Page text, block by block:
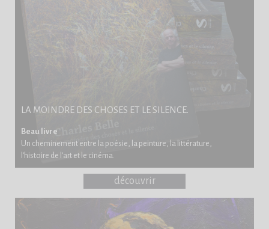
LA MOINDRE DES CHOSES ET LE SILENCE.
Beau livre
Un cheminement entre la poésie, la peinture, la littérature,
l’histoire de l’art et le cinéma.
découvrir